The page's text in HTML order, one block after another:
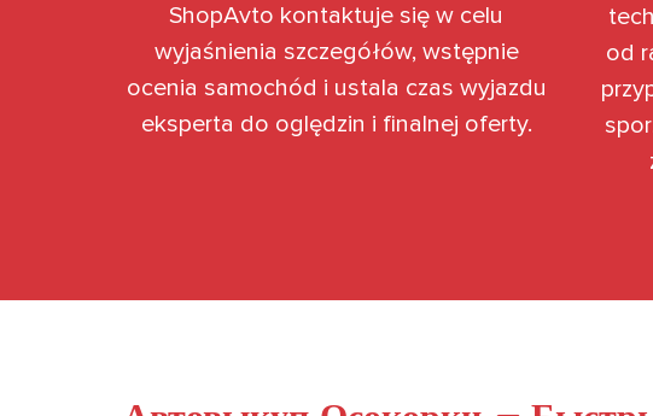
ShopAvto kontaktuje się w celu
wyjaśnienia szczegółów, wstępnie
ocenia samochód i ustala czas wyjazdu
eksperta do oględzin i finalnej oferty.
od